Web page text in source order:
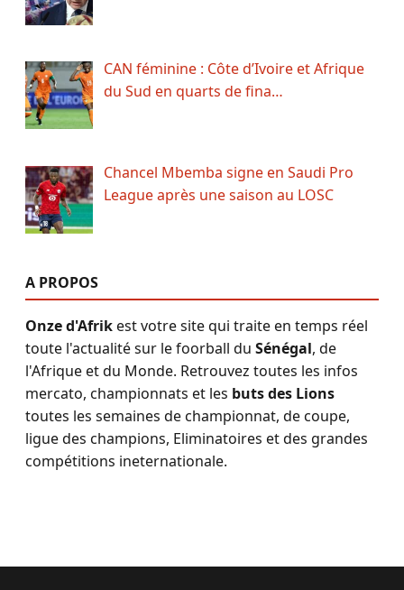
CAN féminine : Côte d’Ivoire et Afrique
du Sud en quarts de fina…
Chancel Mbemba signe en Saudi Pro
League après une saison au LOSC
A PROPOS
Onze d'Afrikest votre site qui traite en temps réel
toute l'actualité sur le foorball du Sénégal, de
l'Afrique et du Monde. Retrouvez toutes les infos
mercato, championnats et les buts des Lions
toutes les semaines de championnat, de coupe,
ligue des champions, Eliminatoires et des grandes
compétitions ineternationale.